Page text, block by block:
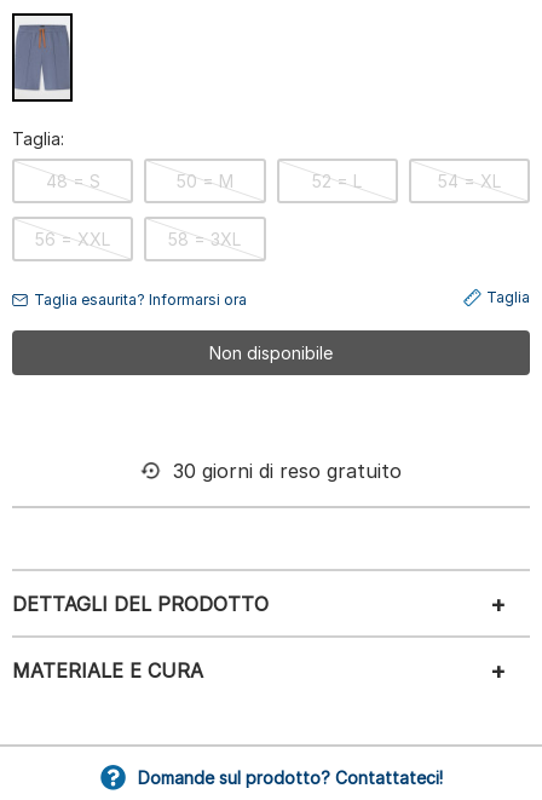
Taglia:
48 = S 50 = M 52 = L 54 = XL
56 = XXL 58 = 3XL
Taglia esaurita? Informarsi ora Taglia
Non disponibile
30 giorni di reso gratuito
DETTAGLI DEL PRODOTTO
MATERIALE E CURA
Domande sul prodotto? Contattateci!